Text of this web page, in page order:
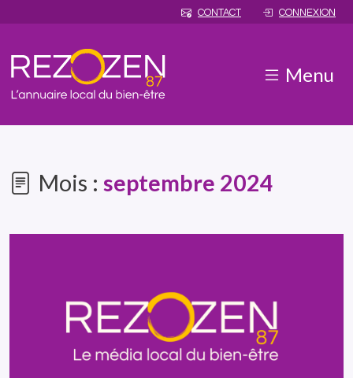
CONTACT CONNEXION
Menu
Mois : septembre 2024